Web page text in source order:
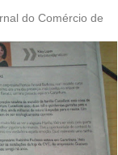
do Comércio de